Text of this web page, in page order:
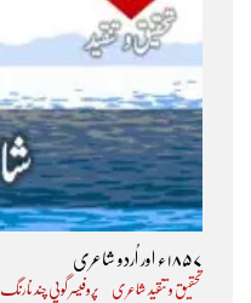
۱۸۵۷ء اور اُردو شاعری
تحقیق و تنقید شاعری پروفیسر گوپی چند نارنگ